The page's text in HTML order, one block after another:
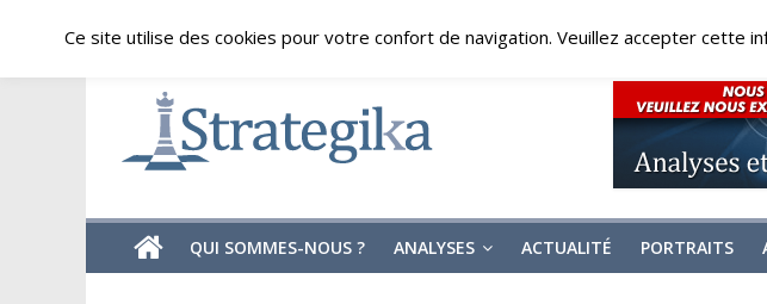
content
samedi, août 8, 2026
Strategika
Expertise
Analyses
géostratégiques
QUI SOMMES-NOUS ? ANALYSES ACTUALITÉ PORTRAITS
Ce site utilise des cookies pour votre confort de navigation. Veuillez accepter cette